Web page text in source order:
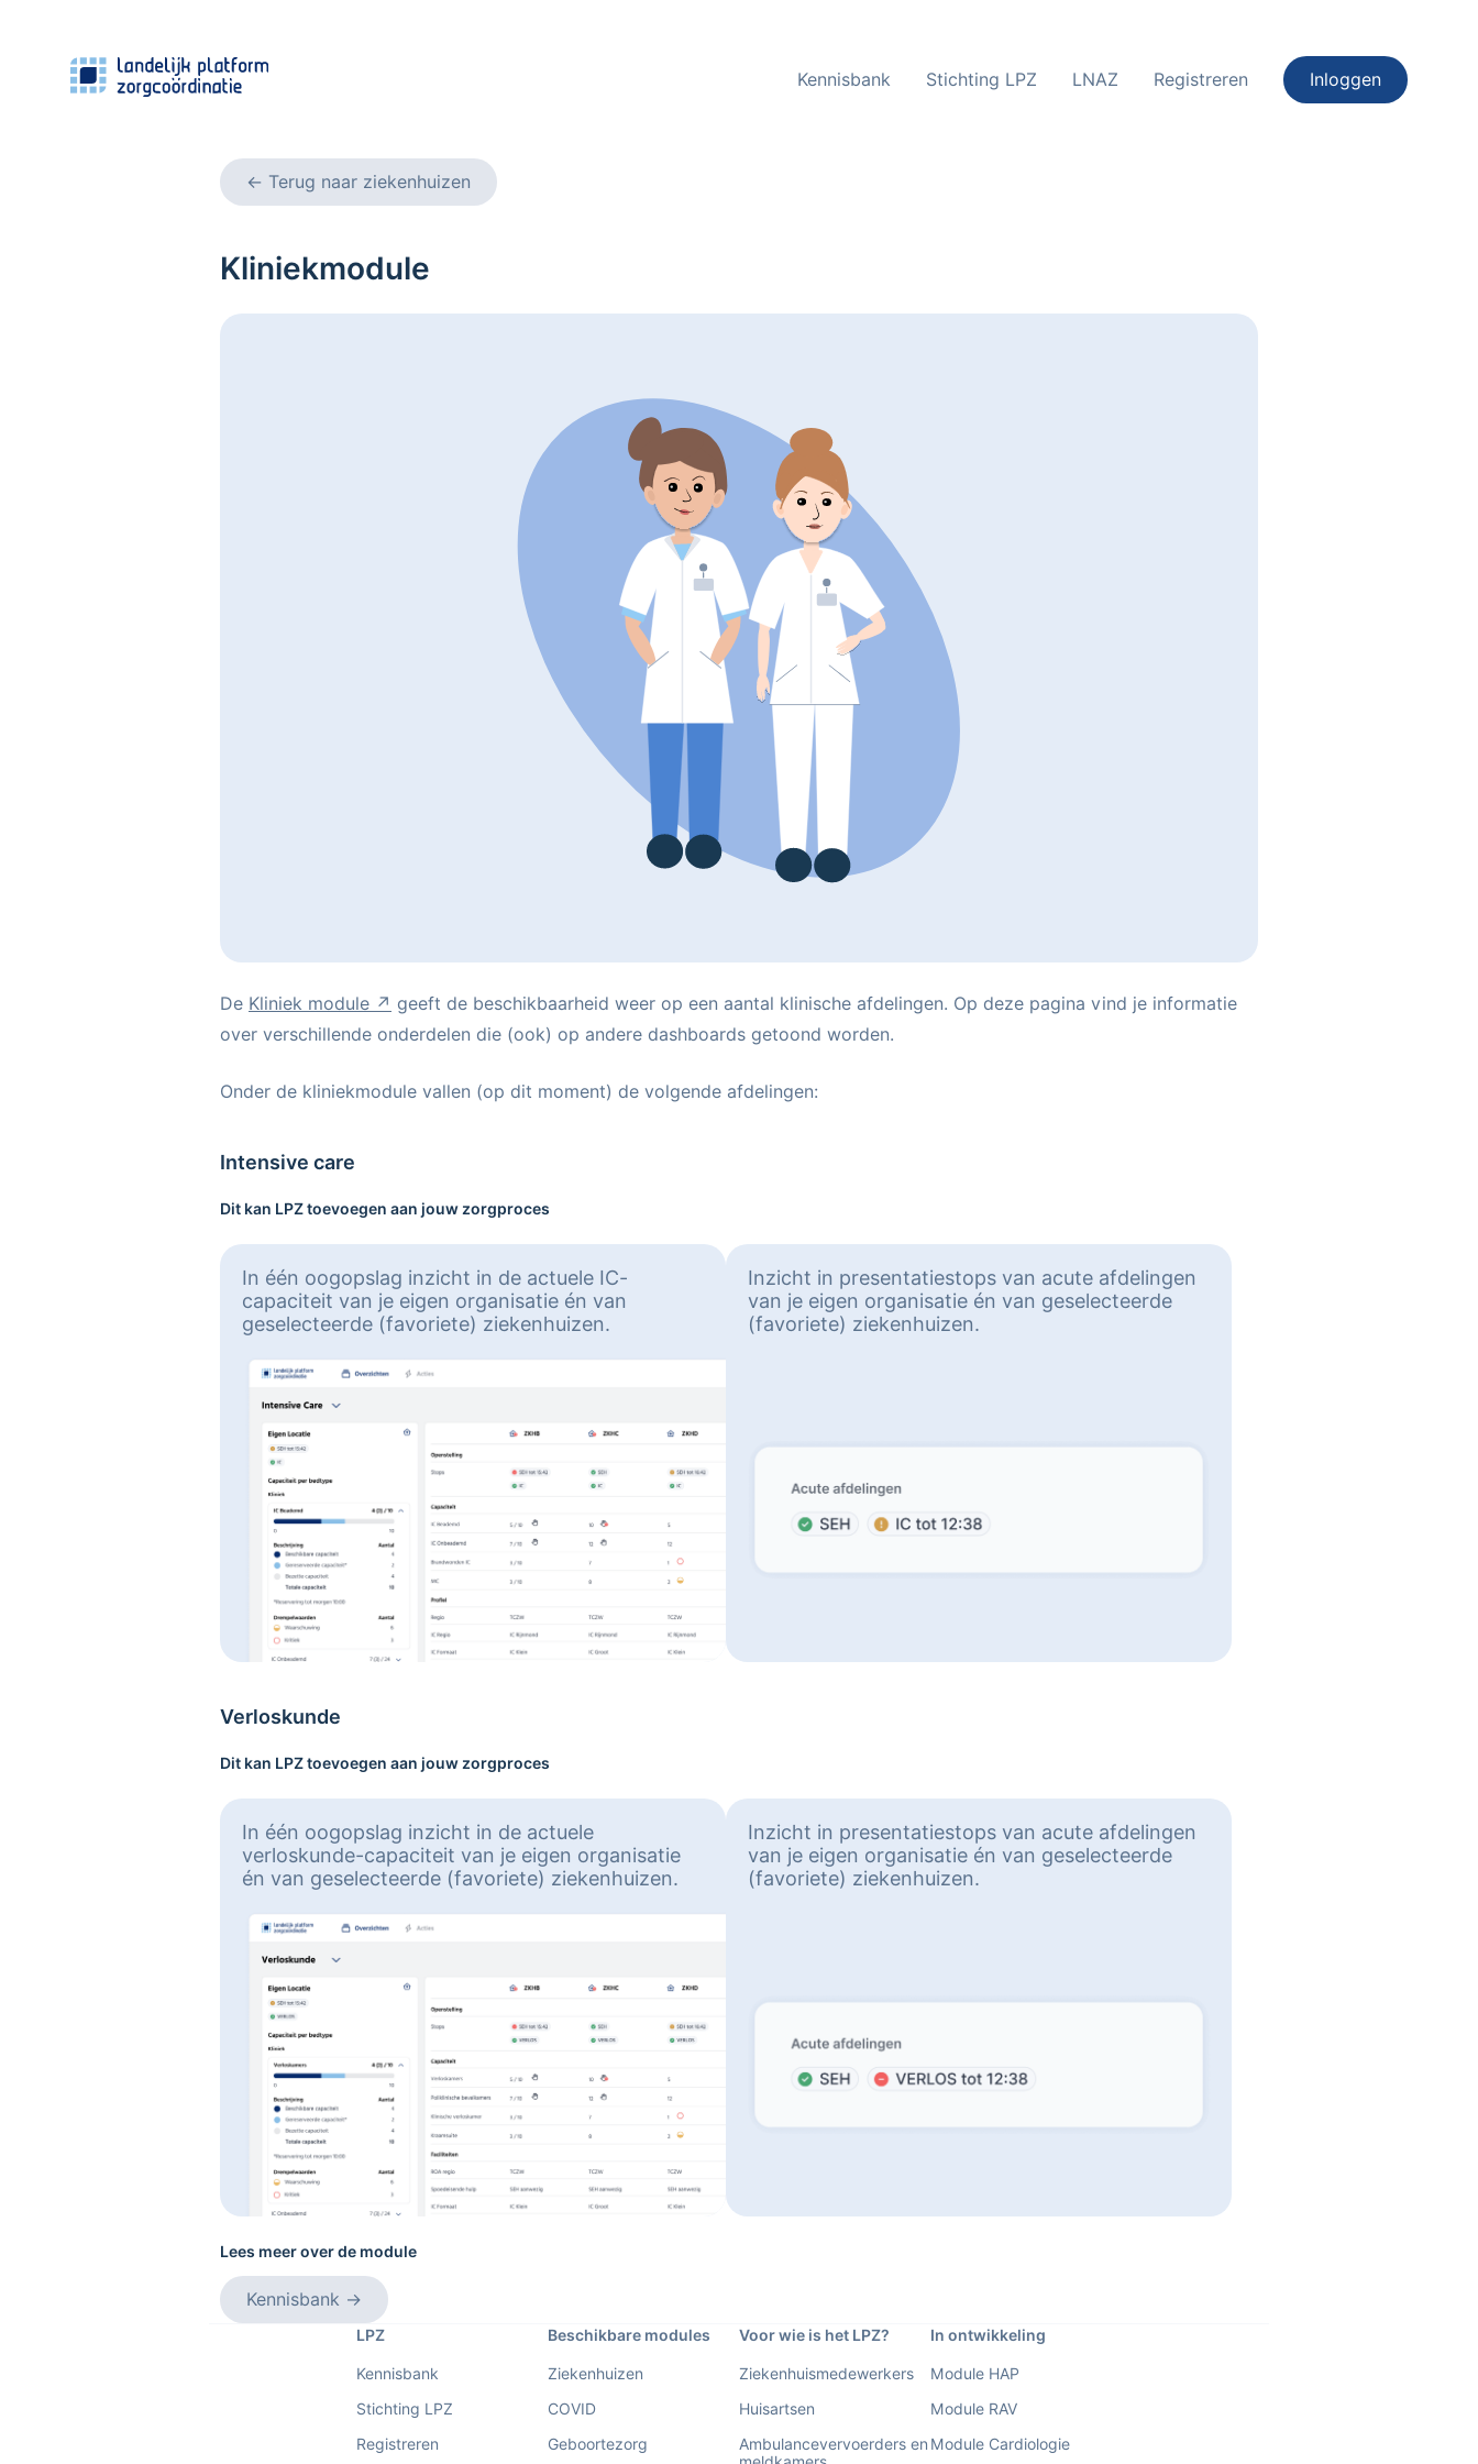
← Terug naar ziekenhuizen
Kliniekmodule
De Kliniek module
geeft de beschikbaarheid weer op een aantal klinische afdelingen. Op deze pagina vind je informatie
over verschillende onderdelen die (ook) op andere dashboards getoond worden.
Onder de kliniekmodule vallen (op dit moment) de volgende afdelingen:
Intensive care
Dit kan LPZ toevoegen aan jouw zorgproces
In één oogopslag inzicht in de actuele IC-
capaciteit van je eigen organisatie én van
geselecteerde (favoriete) ziekenhuizen.
Inzicht in presentatiestops van acute afdelingen
van je eigen organisatie én van geselecteerde
(favoriete) ziekenhuizen.
Verloskunde
Dit kan LPZ toevoegen aan jouw zorgproces
In één oogopslag inzicht in de actuele
verloskunde-capaciteit van je eigen organisatie
én van geselecteerde (favoriete) ziekenhuizen.
Inzicht in presentatiestops van acute afdelingen
van je eigen organisatie én van geselecteerde
(favoriete) ziekenhuizen.
Lees meer over de module
Kennisbank →
LPZ
Kennisbank
Stichting LPZ
Registreren
Beschikbare modules
Ziekenhuizen
COVID
Geboortezorg
Voor wie is het LPZ?
Ziekenhuismedewerkers
Huisartsen
Ambulancevervoerders en
In ontwikkeling
Module HAP
Module RAV
Module Cardiologie
Kennisbank Stichting LPZ LNAZ Registreren Inloggen